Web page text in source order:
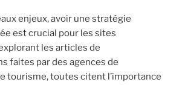
enjeux, avoir une stratégie
est crucial pour les sites
les articles de
faites par des agences de
tourisme, toutes citent l’importance